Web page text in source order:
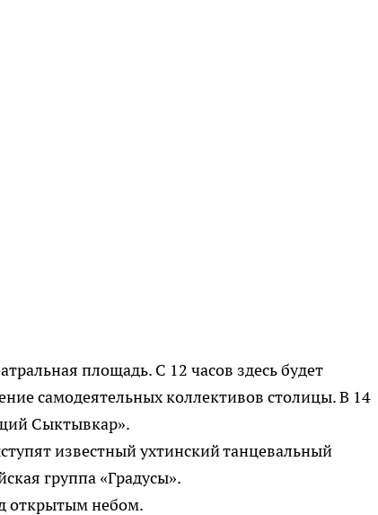
площадь. С 12 часов здесь будет
самодеятельных коллективов столицы. В 14
Сыктывкар».
известный ухтинский танцевальный
группа «Градусы».
открытым небом.